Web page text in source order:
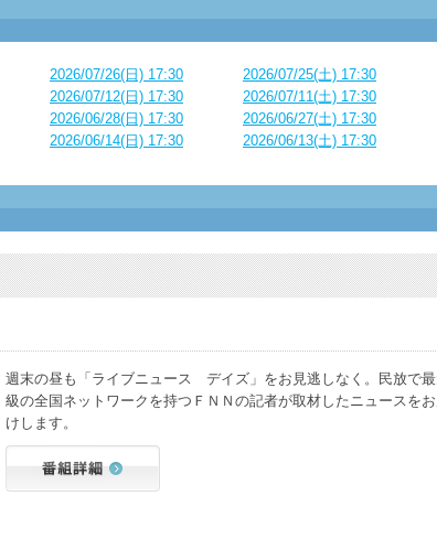
2026/07/26(日) 17:30
2026/07/25(土) 17:30
2026/07/12(日) 17:30
2026/07/11(土) 17:30
2026/06/28(日) 17:30
2026/06/27(土) 17:30
2026/06/14(日) 17:30 2026/06/13(土) 17:30
週末の昼も「ライブニュース デイズ」をお見逃しなく。民放で
級の全国ネットワークを持つＦＮＮの記者が取材したニュースを
けします。